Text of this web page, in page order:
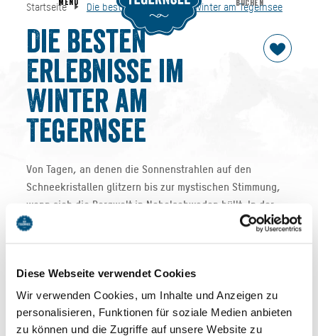
Diese Webseite verwendet Cookies
Wir verwenden Cookies, um Inhalte und Anzeigen zu
personalisieren, Funktionen für soziale Medien anbieten
zu können und die Zugriffe auf unsere Website zu
Startseite Die besten Erlebnisse im Winter am Tegernsee
Die besten
Erlebnisse im
Winter am
Tegernsee
Von Tagen, an denen die Sonnenstrahlen auf den
Schneekristallen glitzern bis zur mystischen Stimmung,
wenn sich die Bergwelt in Nebelschwaden hüllt: In der
Urlaubsregion DER TEGERNSEE hat jedes Wetter seinen
Zauber. Das sind unsere Lieblingstipps für den Winter:
Die besten
Startseite Die besten Erlebnisse im Winter am Tegernsee
MENU BUCHEN